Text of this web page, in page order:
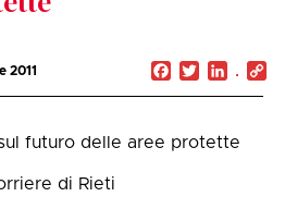
2011 Facebook
Twitter
futuro delle aree protette
di Rieti